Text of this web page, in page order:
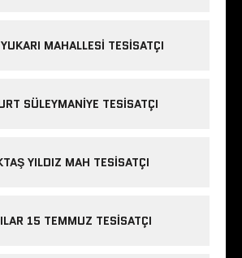
MAHALLESI TESISATÇI
SÜLEYMANIYE TESISATÇI
YILDIZ MAH TESISATÇI
15 TEMMUZ TESISATÇI